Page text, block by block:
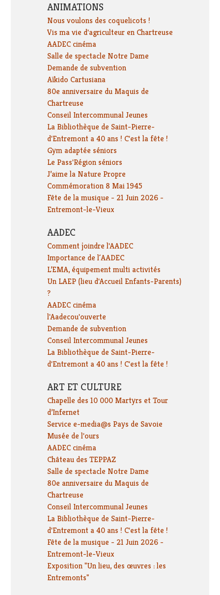
ANIMATIONS
Nous voulons des coquelicots !
Vis ma vie d'agriculteur en Chartreuse
AADEC cinéma
Salle de spectacle Notre Dame
Demande de subvention
Aïkido Cartusiana
80e anniversaire du Maquis de
Chartreuse
Conseil Intercommunal Jeunes
La Bibliothèque de Saint-Pierre-
d'Entremont a 40 ans ! C'est la fête !
Gym adaptée séniors
Le Pass'Région séniors
J’aime la Nature Propre
Commémoration 8 Mai 1945
Fête de la musique - 21 Juin 2026 -
Entremont-le-Vieux
AADEC
Comment joindre l'AADEC
Importance de l´AADEC
L’EMA, équipement multi activités
Un LAEP (lieu d'Accueil Enfants-Parents)
?
AADEC cinéma
l'Aadecou'ouverte
Demande de subvention
Conseil Intercommunal Jeunes
La Bibliothèque de Saint-Pierre-
d'Entremont a 40 ans ! C'est la fête !
ART ET CULTURE
Chapelle des 10 000 Martyrs et Tour
d’Infernet
Service e-media@s Pays de Savoie
Musée de l'ours
AADEC cinéma
Château des TEPPAZ
Salle de spectacle Notre Dame
80e anniversaire du Maquis de
Chartreuse
Conseil Intercommunal Jeunes
La Bibliothèque de Saint-Pierre-
d'Entremont a 40 ans ! C'est la fête !
Fête de la musique - 21 Juin 2026 -
Entremont-le-Vieux
Exposition "Un lieu, des œuvres : les
Entremonts"